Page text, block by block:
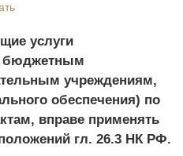
услуги
бюджетным
учреждениям,
обеспечения) по
вправе применять
гл. 26.3 НК РФ.